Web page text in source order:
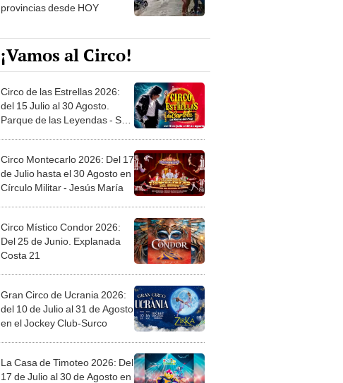
provincias desde HOY
¡Vamos al Circo!
Circo de las Estrellas 2026:
del 15 Julio al 30 Agosto.
Parque de las Leyendas - San
Circo Montecarlo 2026: Del 17
de Julio hasta el 30 Agosto en
Círculo Militar - Jesús María
Circo Místico Condor 2026:
Del 25 de Junio. Explanada
Costa 21
Gran Circo de Ucrania 2026:
del 10 de Julio al 31 de Agosto
en el Jockey Club-Surco
La Casa de Timoteo 2026: Del
17 de Julio al 30 de Agosto en